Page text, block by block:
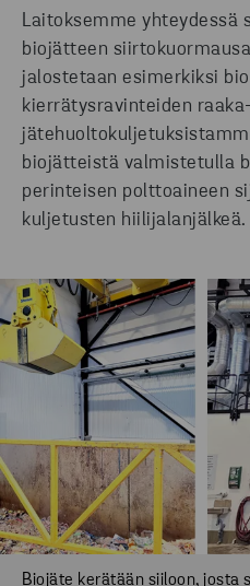
Laitoksemme yhteydessä
biojätteen
jalostetaan esimerkiksi
kierrätysravinteiden
biojätteistä valmistetulla
perinteisen polttoaineen
kuljetusten hiilijalanjälkeä.
Biojäte kerätään siiloon, josta